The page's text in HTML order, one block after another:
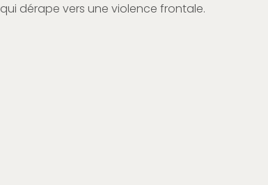
qui dérape vers une violence frontale.